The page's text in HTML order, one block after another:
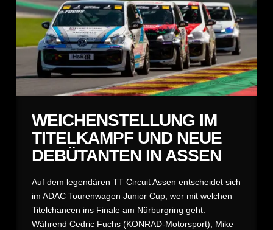
WEICHENSTELLUNG IM
TITELKAMPF UND NEUE
DEBÜTANTEN IN ASSEN
Auf dem legendären TT Circuit Assen entscheidet sich
im ADAC Tourenwagen Junior Cup, wer mit welchen
Titelchancen ins Finale am Nürburgring geht.
Während Cedric Fuchs (KONRAD-Motorsport), Mike